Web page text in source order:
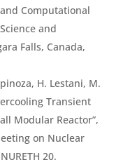
Computational
and
Falls, Canada,
H. Lestani, M.
Transient
Modular Reactor”,
on Nuclear
20.